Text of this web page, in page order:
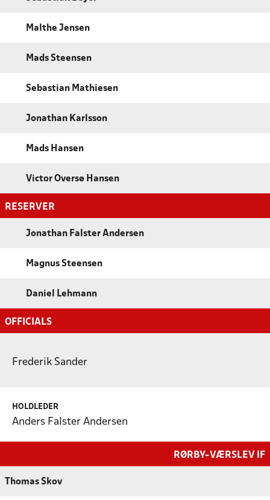
Malthe Jensen
Mads Steensen
Sebastian Mathiesen
Jonathan Karlsson
Mads Hansen
Victor Oversø Hansen
RESERVER
Jonathan Falster Andersen
Magnus Steensen
Daniel Lehmann
OFFICIALS
Frederik Sander
HOLDLEDER
Anders Falster Andersen
RØRBY-VÆRSLEV IF
Thomas Skov